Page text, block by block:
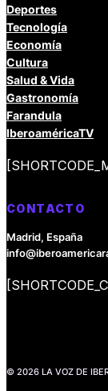
Deportes
Tecnología
Economía
Cultura
Salud & Vida
Gastronomía
Farandula
IberoaméricaTV
CONTACTO
Madrid, España
© 2026 LA VOZ DE